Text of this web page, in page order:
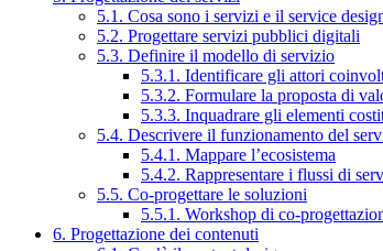
5.1. Cosa sono i servizi e il service
5.2. Progettare servizi pubblici digitali
5.3. Definire il modello di servizio
5.3.1. Identificare gli attori
5.3.2. Formulare la proposta di
5.3.3. Inquadrare gli elementi
5.4. Descrivere il funzionamento del
5.4.1. Mappare l’ecosistema
5.4.2. Rappresentare i flussi di
5.5. Co-progettare le soluzioni
5.5.1. Workshop di co-
6. Progettazione dei contenuti